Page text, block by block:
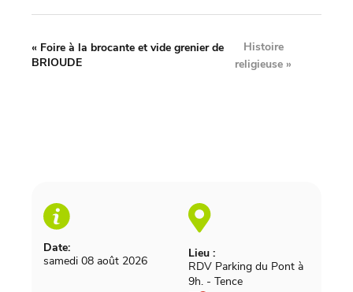
Date:
samedi 08 août 2026
Lieu :
RDV Parking du Pont à
9h. - Tence
« Foire à la brocante et vide grenier de
BRIOUDE
Histoire
religieuse »